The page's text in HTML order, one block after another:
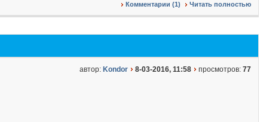
Комментарии (1) Читать полностью
автор: Kondor 8-03-2016, 11:58 просмотров: 77